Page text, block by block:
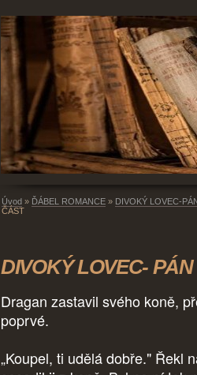
Úvod » ĎÁBEL ROMANCE » DIVOKÝ LOVEC-
ČÁST
DIVOKÝ LOVEC-
Dragan zastavil svého koně,
poprvé.
„Koupel, ti udělá dobře." Řekl